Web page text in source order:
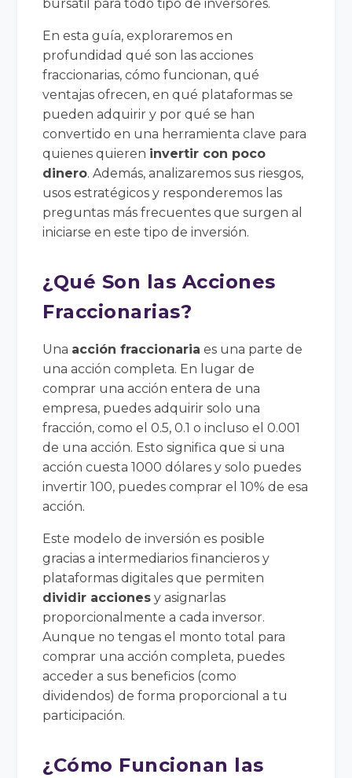
bursátil para todo tipo de inversores.
En esta guía, exploraremos en
profundidad qué son las acciones
fraccionarias, cómo funcionan, qué
ventajas ofrecen, en qué plataformas se
pueden adquirir y por qué se han
convertido en una herramienta clave para
quienes quieren invertir con poco
dinero. Además, analizaremos sus riesgos,
usos estratégicos y responderemos las
preguntas más frecuentes que surgen al
iniciarse en este tipo de inversión.
¿Qué Son las Acciones
Fraccionarias?
Una acción fraccionaria es una parte de
una acción completa. En lugar de
comprar una acción entera de una
empresa, puedes adquirir solo una
fracción, como el 0.5, 0.1 o incluso el 0.001
de una acción. Esto significa que si una
acción cuesta 1000 dólares y solo puedes
invertir 100, puedes comprar el 10% de esa
acción.
Este modelo de inversión es posible
gracias a intermediarios financieros y
plataformas digitales que permiten
dividir acciones y asignarlas
proporcionalmente a cada inversor.
Aunque no tengas el monto total para
comprar una acción completa, puedes
acceder a sus beneficios (como
dividendos) de forma proporcional a tu
participación.
¿Cómo Funcionan las